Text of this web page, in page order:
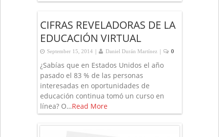
CIFRAS REVELADORAS DE LA
EDUCACIÓN VIRTUAL
September 15, 2014 | Daniel Durán Martínez | 0
¿Sabías que en Estados Unidos el año
pasado el 83 % de las personas
interesadas en oportunidades de
educación continua tomó un curso en
línea? O…Read More